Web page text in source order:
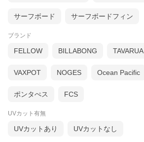
サーフボード サーフボードフィン
ブランド
FELLOW BILLABONG TAVARUA
VAXPOT NOGES Ocean Pacific
ポンタぺス FCS
UVカット有無
UVカットあり UVカットなし